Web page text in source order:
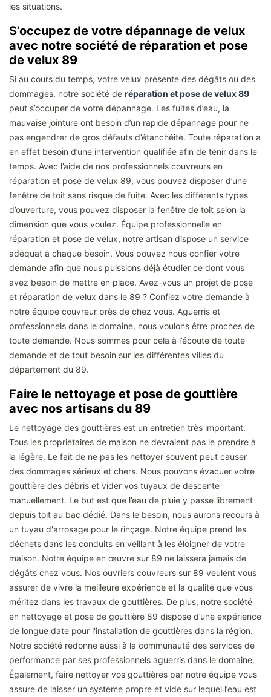
les situations.
S’occupez de votre dépannage de velux
avec notre société de réparation et pose
de velux 89
Si au cours du temps, votre velux présente des dégâts ou des
dommages, notre société de réparation et pose de velux 89
peut s’occuper de votre dépannage. Les fuites d’eau, la
mauvaise jointure ont besoin d’un rapide dépannage pour ne
pas engendrer de gros défauts d’étanchéité. Toute réparation a
en effet besoin d’une intervention qualifiée afin de tenir dans le
temps. Avec l’aide de nos professionnels couvreurs en
réparation et pose de velux 89, vous pouvez disposer d’une
fenêtre de toit sans risque de fuite. Avec les différents types
d’ouverture, vous pouvez disposer la fenêtre de toit selon la
dimension que vous voulez. Équipe professionnelle en
réparation et pose de velux, notre artisan dispose un service
adéquat à chaque besoin. Vous pouvez nous confier votre
demande afin que nous puissions déjà étudier ce dont vous
avez besoin de mettre en place. Avez-vous un projet de pose
et réparation de velux dans le 89 ? Confiez votre demande à
notre équipe couvreur près de chez vous. Aguerris et
professionnels dans le domaine, nous voulons être proches de
toute demande. Nous sommes pour cela à l’écoute de toute
demande et de tout besoin sur les différentes villes du
département du 89.
Faire le nettoyage et pose de gouttière
avec nos artisans du 89
Le nettoyage des gouttières est un entretien très important.
Tous les propriétaires de maison ne devraient pas le prendre à
la légère. Le fait de ne pas les nettoyer souvent peut causer
des dommages sérieux et chers. Nous pouvons évacuer votre
gouttière des débris et vider vos tuyaux de descente
manuellement. Le but est que l’eau de pluie y passe librement
depuis toit au bac dédié. Dans le besoin, nous aurons recours à
un tuyau d'arrosage pour le rinçage. Notre équipe prend les
déchets dans les conduits en veillant à les éloigner de votre
maison. Notre équipe en œuvre sur 89 ne laissera jamais de
dégâts chez vous. Nos ouvriers couvreurs sur 89 veulent vous
assurer de vivre la meilleure expérience et la qualité que vous
méritez dans les travaux de gouttières. De plus, notre société
en nettoyage et pose de gouttière 89 dispose d’une expérience
de longue date pour l'installation de gouttières dans la région.
Notre société redonne aussi à la communauté des services de
performance par ses professionnels aguerris dans le domaine.
Également, faire nettoyer vos gouttières par notre équipe vous
assure de laisser un système propre et vide sur lequel l’eau est